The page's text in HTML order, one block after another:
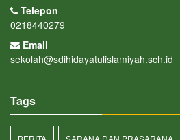
Telepon
0218440279
Email
sekolah@sdihidayatulislamiyah.sch.id
Tags